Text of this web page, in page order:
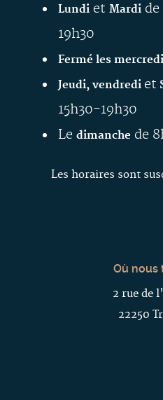
Lundi et Mardi
19h30
Fermé les
Jeudi, vendredi et
15h30-19h30
Le dimanche de
Les horaires sont
Où nous
2 rue de
22250